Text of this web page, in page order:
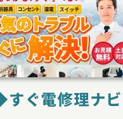
ぐ電修理ナビ